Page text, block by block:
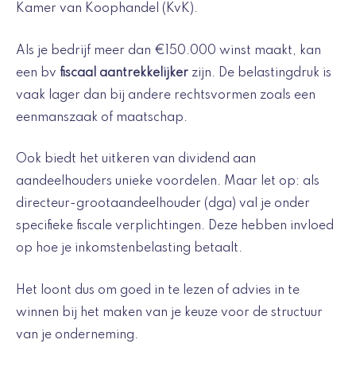
Kamer van Koophandel (KvK).
Als je bedrijf meer dan €150.000 winst maakt, kan
een bv fiscaal aantrekkelijker zijn. De belastingdruk is
vaak lager dan bij andere rechtsvormen zoals een
eenmanszaak of maatschap.
Ook biedt het uitkeren van dividend aan
aandeelhouders unieke voordelen. Maar let op: als
directeur-grootaandeelhouder (dga) val je onder
specifieke fiscale verplichtingen. Deze hebben invloed
op hoe je inkomstenbelasting betaalt.
Het loont dus om goed in te lezen of advies in te
winnen bij het maken van je keuze voor de structuur
van je onderneming.